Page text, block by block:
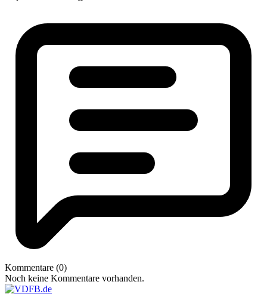
Kommentare (0)
Noch keine Kommentare vorhanden.